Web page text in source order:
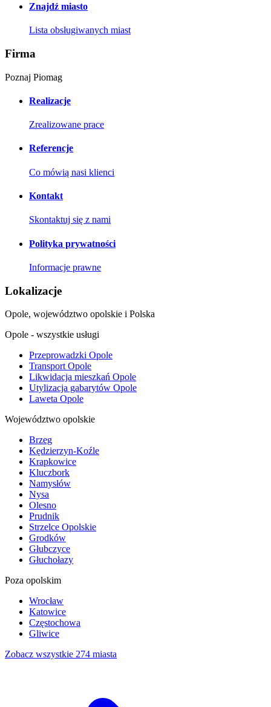
Znajdź miasto
Lista obsługiwanych miast
Firma
Poznaj Piomag
Realizacje
Zrealizowane prace
Referencje
Co mówią nasi klienci
Kontakt
Skontaktuj się z nami
Polityka prywatności
Informacje prawne
Lokalizacje
Opole, województwo opolskie i Polska
Opole - wszystkie usługi
Przeprowadzki Opole
Transport Opole
Likwidacja mieszkań Opole
Utylizacja gabarytów Opole
Laweta Opole
Województwo opolskie
Brzeg
Kędzierzyn-Koźle
Krapkowice
Kluczbork
Namysłów
Nysa
Olesno
Prudnik
Strzelce Opolskie
Grodków
Głubczyce
Głuchołazy
Poza opolskim
Wrocław
Katowice
Częstochowa
Gliwice
Zobacz wszystkie 274 miasta